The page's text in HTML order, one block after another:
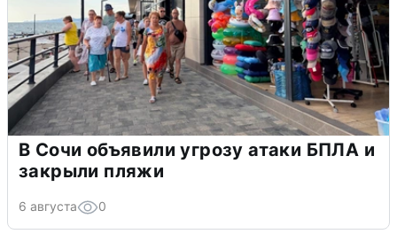
В Сочи объявили угрозу атаки БПЛА и
закрыли пляжи
6 августа 0